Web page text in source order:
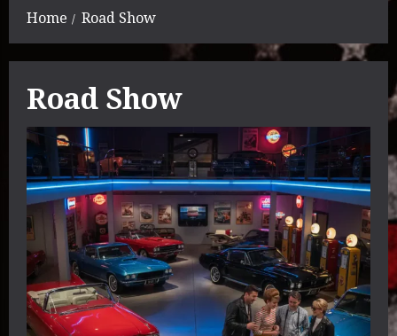
Home Road Show
Road Show